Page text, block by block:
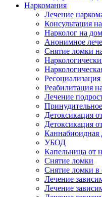
Наркомания
Лечение
Консультация
Нарколог на дом
Анонимное
Снятие ломки
Реабилитация
Лечение
Детоксикация
Детоксикация
Каннабиоидная
УБОД
Капельница от
Снятие ломки
Снятие ломки в
Лечение
Лечение